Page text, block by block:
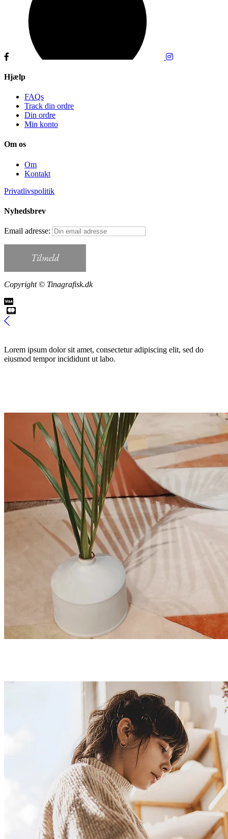
Hjælp
FAQs
Track din ordre
Din ordre
Min konto
Om os
Om
Kontakt
Privatlivspolitik
Nyhedsbrev
Email adresse:
Copyright © Tinagrafisk.dk
Lorem ipsum dolor sit amet, consectetur adipiscing elit, sed do
eiusmod tempor incididunt ut labo.